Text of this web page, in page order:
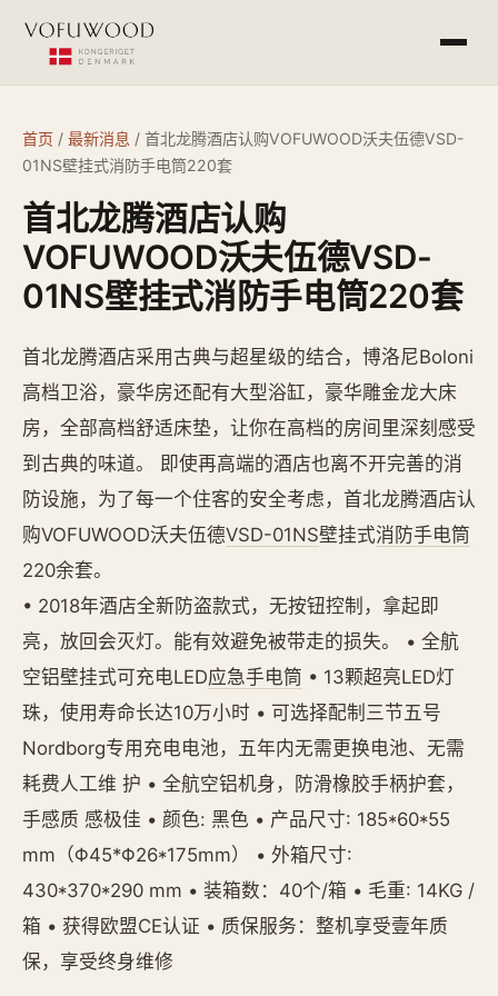
工程案例
常见问答
最新消息
杭州欧萨酒店设备有限公司
service@vofu.cn
0571-81672813
首页 / 最新消息 / 首北龙腾酒店认购VOFUWOOD沃夫伍德VSD-
01NS壁挂式消防手电筒220套
首北龙腾酒店认购
VOFUWOOD沃夫伍德VSD-
01NS壁挂式消防手电筒220套
首北龙腾酒店采用古典与超星级的结合，博洛尼Boloni
高档卫浴，豪华房还配有大型浴缸，豪华雕金龙大床
房，全部高档舒适床垫，让你在高档的房间里深刻感受
到古典的味道。 即使再高端的酒店也离不开完善的消
防设施，为了每一个住客的安全考虑，首北龙腾酒店认
购VOFUWOOD沃夫伍德VSD-01NS壁挂式消防手电筒
220余套。
• 2018年酒店全新防盗款式，无按钮控制，拿起即
亮，放回会灭灯。能有效避免被带走的损失。 • 全航
空铝壁挂式可充电LED应急手电筒 • 13颗超亮LED灯
珠，使用寿命长达10万小时 • 可选择配制三节五号
Nordborg专用充电电池，五年内无需更换电池、无需
耗费人工维 护 • 全航空铝机身，防滑橡胶手柄护套，
手感质 感极佳 • 颜色: 黑色 • 产品尺寸: 185*60*55
mm（Φ45*Φ26*175mm） • 外箱尺寸:
430*370*290 mm • 装箱数：40个/箱 • 毛重: 14KG /
箱 • 获得欧盟CE认证 • 质保服务：整机享受壹年质
保，享受终身维修